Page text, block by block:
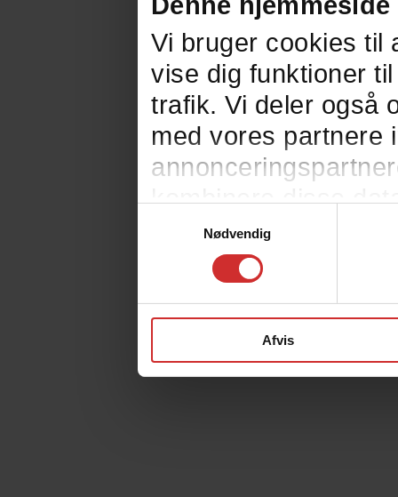
Vi bruger cookies til
vise dig funktioner
trafik. Vi deler også
med vores partnere
kombinere disse
eller som de har
Nødvendig
Afvis